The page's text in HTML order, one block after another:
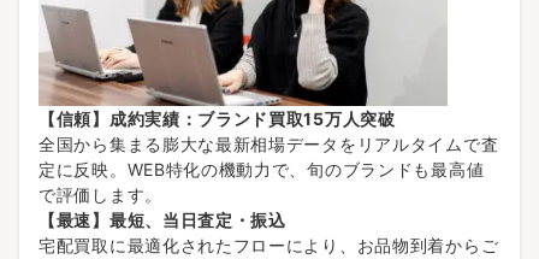
【信頼】成約実績：ブランド買取15万人突破
全国から集まる膨大な最新相場データをリアルタイムで査
定に反映。WEB特化の機動力で、旬のブランドも最高値
で評価します。
【最速】最短、当日査定・振込
宅配買取に最適化されたフローにより、お品物到着からご